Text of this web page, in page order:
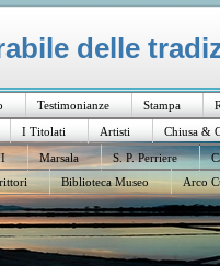
delle
Testimonianze Stampa
I Titolati Artisti
Chiusa &
Marsala S. P. Perriere
Biblioteca Museo Arco